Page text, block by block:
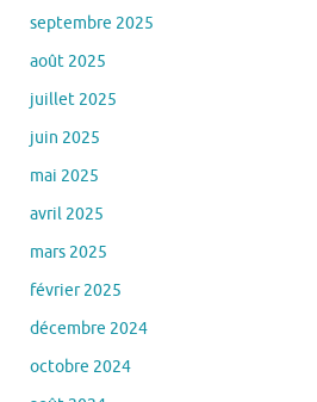
septembre 2025
août 2025
juillet 2025
juin 2025
mai 2025
avril 2025
mars 2025
février 2025
décembre 2024
octobre 2024